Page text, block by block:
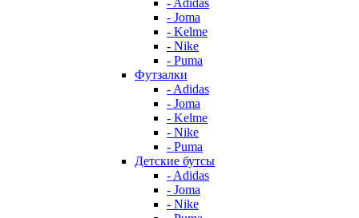
- Adidas
- Joma
- Kelme
- Nike
- Puma
Футзалки
- Adidas
- Joma
- Kelme
- Nike
- Puma
Детские бутсы
- Adidas
- Joma
- Nike